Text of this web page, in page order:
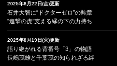
2025年8月22日(金)更新
石井大智に“ドクターゼロ”の勲章
“進撃の虎”支える縁の下の力持ち
2025年8月19日(火)更新
語り継がれる背番号「3」の物語
長嶋茂雄と千葉茂の知られざる絆